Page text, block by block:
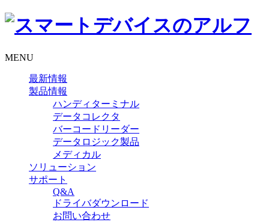
MENU
最新情報
製品情報
ハンディターミナル
データコレクタ
バーコードリーダー
データロジック製品
メディカル
ソリューション
サポート
Q&A
ドライバダウンロード
お問い合わせ